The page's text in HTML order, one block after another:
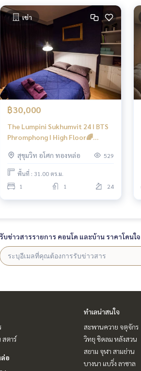
เช่า
฿30,000
The Lumpini Sukhumvit 24 I BTS
Phromphong I High Floor🌈
🌈 The Best in Market Right Now!
🌈Nice Room I #O
สุขุมวิท อโศก ทองหล่อ 529
พื้นที่ : 31.00 ตร.ม.
1
1 24
รับข่าวสารรายการ คอนโด และบ้าน ราคาโดนใจ
สตาร์
อ
ทำเลน่าสนใจ
สะพานควาย จตุจักร
วิทยุ ชิดลม หลังสวน
สยาม จุฬา สามย่าน
บางนา แบริ่ง ลาซาล